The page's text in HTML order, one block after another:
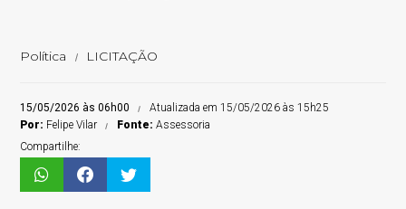
Política LICITAÇÃO
15/05/2026 às 06h00
Atualizada em 15/05/2026 às 15h25
Por: Felipe Vilar Fonte:Assessoria
Compartilhe: